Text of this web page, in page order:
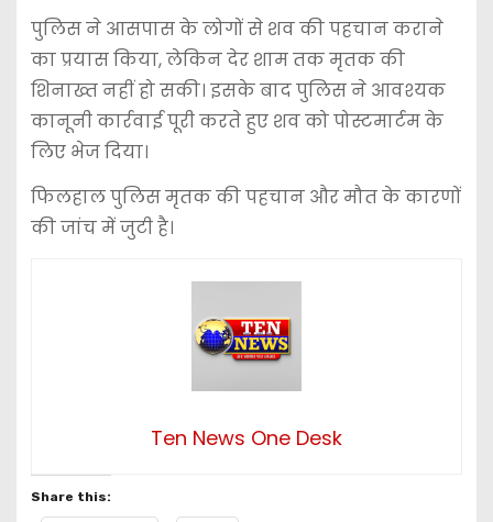
पुलिस ने आसपास के लोगों से शव की पहचान कराने
का प्रयास किया, लेकिन देर शाम तक मृतक की
शिनाख्त नहीं हो सकी। इसके बाद पुलिस ने आवश्यक
कानूनी कार्रवाई पूरी करते हुए शव को पोस्टमार्टम के
लिए भेज दिया।
फिलहाल पुलिस मृतक की पहचान और मौत के कारणों
की जांच में जुटी है।
Ten News One Desk
Share this: